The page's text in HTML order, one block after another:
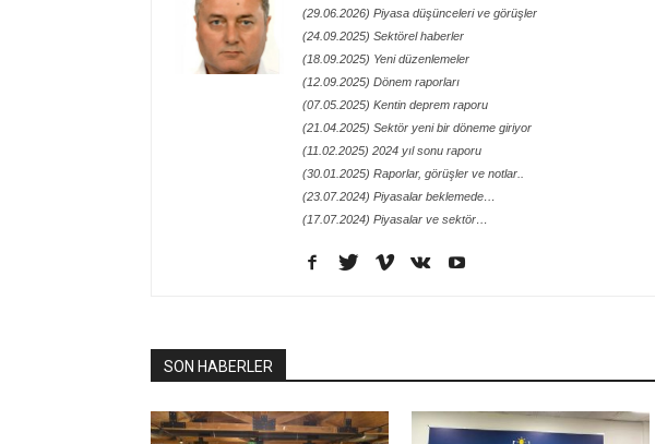
(29.06.2026) Piyasa düşünceleri ve görüşler
(24.09.2025) Sektörel haberler
(18.09.2025) Yeni düzenlemeler
(12.09.2025) Dönem raporları
(07.05.2025) Kentin deprem raporu
(21.04.2025) Sektör yeni bir döneme giriyor
(11.02.2025) 2024 yıl sonu raporu
(30.01.2025) Raporlar, görüşler ve notlar..
(23.07.2024) Piyasalar beklemede…
(17.07.2024) Piyasalar ve sektör…
SON HABERLER